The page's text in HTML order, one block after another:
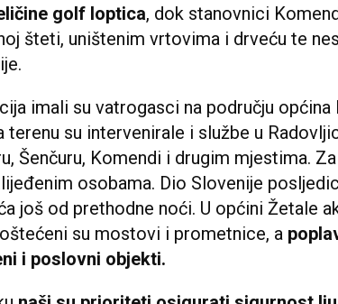
golf loptica, dok stanovnici
šteti, uništenim vrtovima i drveću te
imali su vatrogasci na području općina
terenu su intervenirale i službe u
Šenčuru, Komendi i drugim mjestima.
osobama. Dio Slovenije
još od prethodne noći. U općini Žetale
oštećeni su mostovi i prometnice, a
i poslovni objekti.